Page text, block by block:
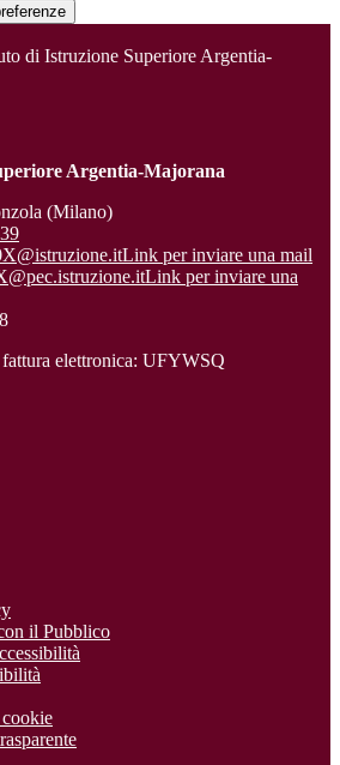
di Istruzione Superiore Argentia-
Argentia-Majorana
(Milano)
Link per inviare una mail
Link per inviare una
elettronica: UFYWSQ
il Pubblico
cookie